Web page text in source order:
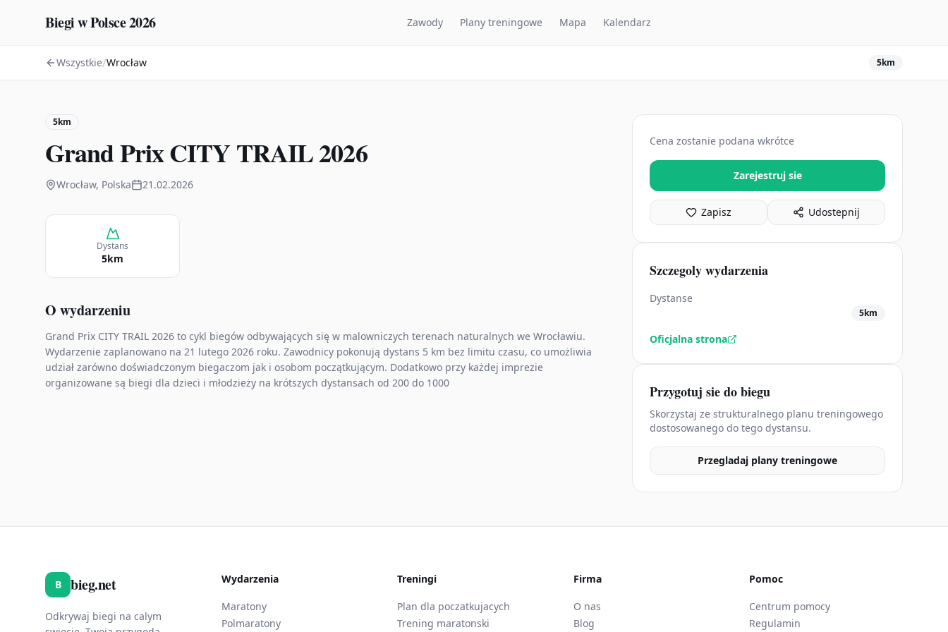
Biegi w Polsce 2026 Zawody Plany treningowe Mapa Kalendarz
Wszystkie/Wrocław 5km
5km
Grand Prix CITY TRAIL 2026
Wrocław, Polska 21.02.2026
Dystans
5km
O wydarzeniu
Grand Prix CITY TRAIL 2026 to cykl biegów odbywających się w malowniczych terenach naturalnych we Wrocławiu.
Wydarzenie zaplanowano na 21 lutego 2026 roku. Zawodnicy pokonują dystans 5 km bez limitu czasu, co umożliwia
udział zarówno doświadczonym biegaczom jak i osobom początkującym. Dodatkowo przy każdej imprezie
organizowane są biegi dla dzieci i młodzieży na krótszych dystansach od 200 do 1000
Cena zostanie podana wkrótce
Zarejestruj sie
Zapisz Udostepnij
Szczegoly wydarzenia
Dystanse
5km
Oficjalna strona
Przygotuj sie do biegu
Skorzystaj ze strukturalnego planu treningowego
dostosowanego do tego dystansu.
Przegladaj plany treningowe
B bieg.net
Odkrywaj biegi na calym
Wydarzenia
Maratony
Polmaratony
Treningi
Plan dla poczatkujacych
Trening maratonski
Firma
O nas
Blog
Pomoc
Centrum pomocy
Regulamin